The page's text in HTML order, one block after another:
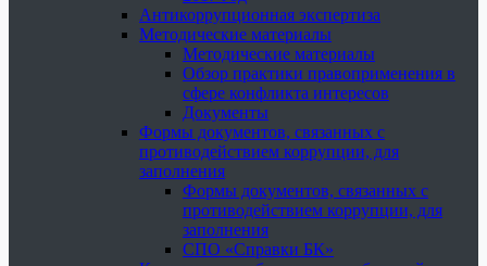
Антикоррупционная экспертиза
Методические материалы
Методические материалы
Обзор практики правоприменения в
сфере конфликта интересов
Документы
Формы документов, связанных с
противодействием коррупции, для
заполнения
Формы документов, связанных с
противодействием коррупции, для
заполнения
СПО «Справки БК»